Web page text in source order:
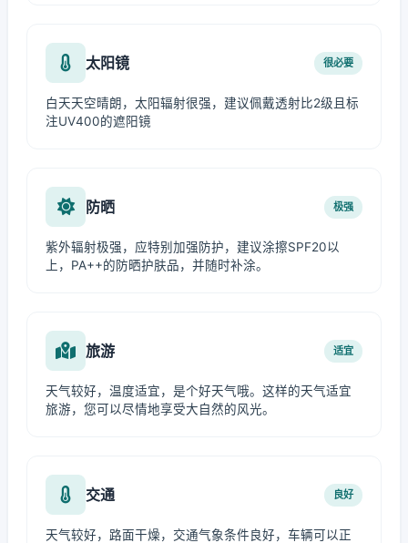
太阳镜 很必要
白天天空晴朗，太阳辐射很强，建议佩戴透射比2级且标
注UV400的遮阳镜
防晒 极强
紫外辐射极强，应特别加强防护，建议涂擦SPF20以
上，PA++的防晒护肤品，并随时补涂。
旅游 适宜
天气较好，温度适宜，是个好天气哦。这样的天气适宜
旅游，您可以尽情地享受大自然的风光。
交通 良好
天气较好，路面干燥，交通气象条件良好，车辆可以正